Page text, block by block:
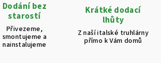
Dodání bez
starostí
Přivezeme,
smontujeme a
nainstalujeme
Krátké dodací
lhůty
Z naší italské truhlárny
přímo k Vám domů